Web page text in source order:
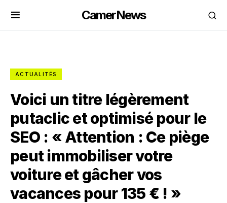
CamerNews
ACTUALITÉS
Voici un titre légèrement
putaclic et optimisé pour le
SEO : « Attention : Ce piège
peut immobiliser votre
voiture et gâcher vos
vacances pour 135 € ! »